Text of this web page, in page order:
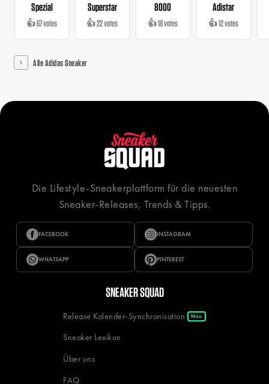
Spezial
👍 67 votes
Superstar
👍 22 votes
8000
👍 18 votes
Adistar
👍 12 votes
Alle Adidas Sneaker
Die Lifestyle-Sneakerplattform für die neuesten
Sneaker-Releases, Trends & Tipps.
FACEBOOK INSTAGRAM
WHATSAPP PINTEREST
SNEAKER SQUAD
Release Kalender-Synchronisation Neu
Sneaker Lexikon
Über uns
FAQ